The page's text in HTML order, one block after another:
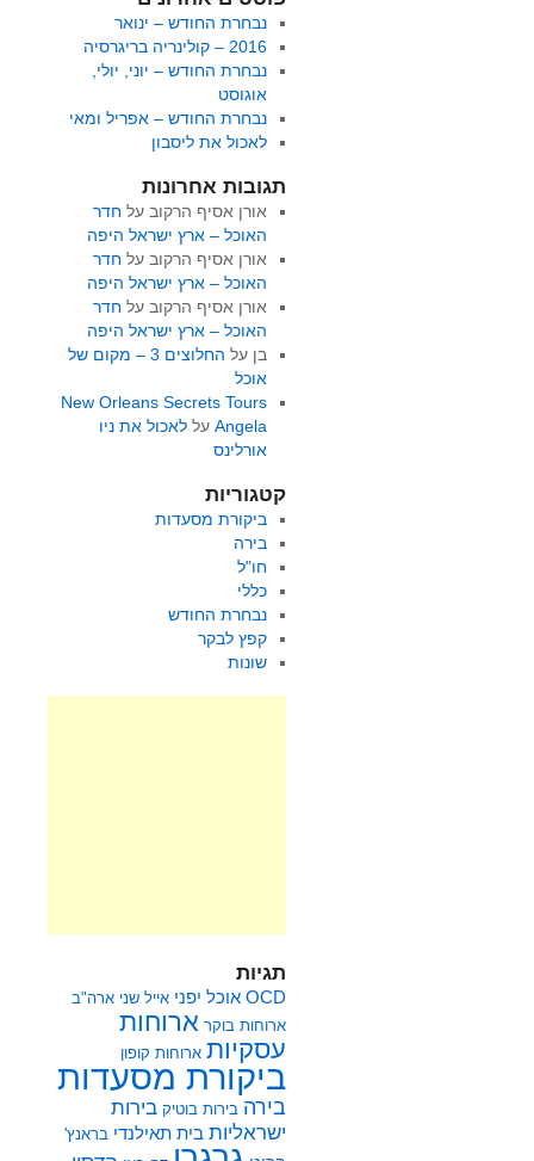
נבחרת החודש – ינואר
2016 – קולינריה בריגרסיה
נבחרת החודש – יוני, יולי,
אוגוסט
נבחרת החודש – אפריל ומאי
לאכול את ליסבון
תגובות אחרונות
אורן אסיף הרקוב על חדר
האוכל – ארץ ישראל היפה
אורן אסיף הרקוב על חדר
האוכל – ארץ ישראל היפה
אורן אסיף הרקוב על חדר
האוכל – ארץ ישראל היפה
בן על
החלוצים 3 – מקום של
אוכל
New Orleans Secrets Tours
Angelaעל לאכול את ניו
אורלינס
קטגוריות
ביקורת מסעדות
בירה
חו"ל
כללי
נבחרת החודש
קפץ לבקר
שונות
תגיות
OCD אוכל יפני אייל שני ארה"ב
ארוחות בוקר ארוחות
עסקיות ארוחות קופון
ביקורת מסעדות
בירה בירות בוטיק בירות
ישראליות בית תאילנדי בראנץ'